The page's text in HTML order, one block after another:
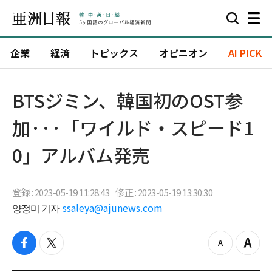
企業 経済 トピックス オピニオン AI PICK
BTSジミン、韓国初のOST参
加···「ワイルド・スピード1
0」アルバム発売
登録 : 2023-05-19 11:28:43 修正 : 2023-05-19 13:30:30
양정미 기자 ssaleya@ajunews.com
f
t
z
Z